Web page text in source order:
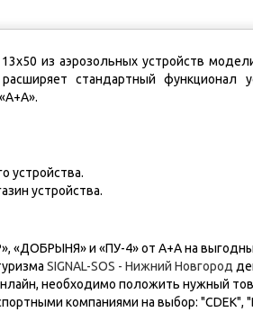
из аэрозольных устройств
стандартный функционал
устройства.
устройства.
и «ПУ-4» от А+А на
SIGNAL-SOS - Нижний Новгород
необходимо положить нужный
компаниями на выбор: "CDEK",